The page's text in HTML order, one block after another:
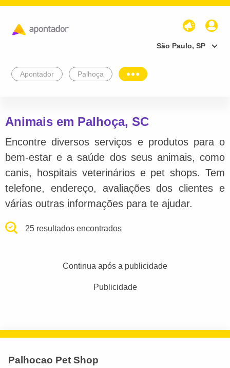
São Paulo, SP
Apontador Palhoça
Animais em Palhoça, SC
Encontre diversos serviços e produtos para o
bem-estar e a saúde dos seus animais, como
canis, hospitais veterinários e pet shops. Tem
telefone, endereço, avaliações dos clientes e
várias outras informações para te ajudar.
25 resultados encontrados
Continua após a publicidade
Publicidade
Palhocao Pet Shop